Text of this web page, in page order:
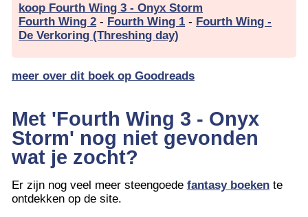
koop Fourth Wing 3 - Onyx Storm
Fourth Wing 2 - Fourth Wing 1 - Fourth Wing -
De Verkoring (Threshing day)
meer over dit boek op Goodreads
Met 'Fourth Wing 3 - Onyx
Storm' nog niet gevonden
wat je zocht?
Er zijn nog veel meer steengoede fantasy boeken te
ontdekken op de site.